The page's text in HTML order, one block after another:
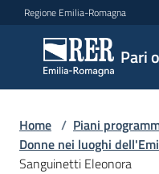
Vai al contenuto
Vai alla navigazione
Vai al footer
Regione Emilia-Romagna
Pari
Pari
Argomenti
Home / Piani
Donne nei luoghi
Sanguinetti Eleonora